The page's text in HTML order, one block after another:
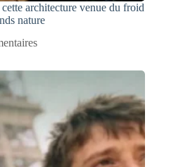
architecture venue du froid
nature